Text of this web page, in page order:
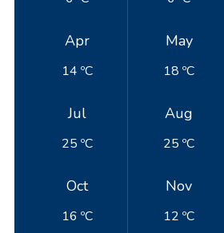
Apr
14 ºC
May
18 ºC
Jul
25 ºC
Aug
25 ºC
Oct
16 ºC
Nov
12 ºC